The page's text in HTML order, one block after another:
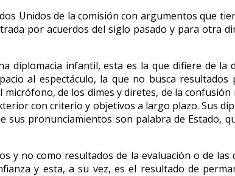
Unidos de la comisión con argumentos que
por acuerdos del siglo pasado y para otra
diplomacia infantil, esta es la que difiere de
al espectáculo, la que no busca
de los dimes y diretes, de la
con criterio y objetivos a largo plazo. Sus
sus pronunciamientos son palabra de Estado,
no como resultados de la evaluación o de las
y esta, a su vez, es el resultado de